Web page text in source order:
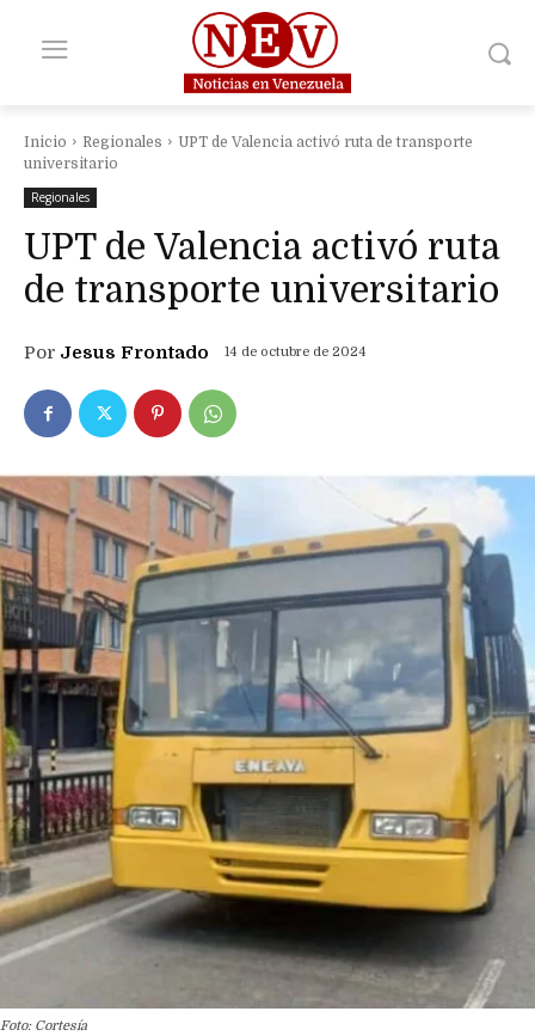
Inicio Regionales
UPT de Valencia activó ruta de transporte
universitario
Regionales
UPT de Valencia activó ruta
de transporte universitario
Por Jesus Frontado 14 de octubre de 2024
Foto: Cortesía